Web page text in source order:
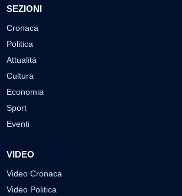
SEZIONI
Cronaca
Politica
Attualità
Cultura
Economia
Sport
Eventi
VIDEO
Video Cronaca
Video Politica